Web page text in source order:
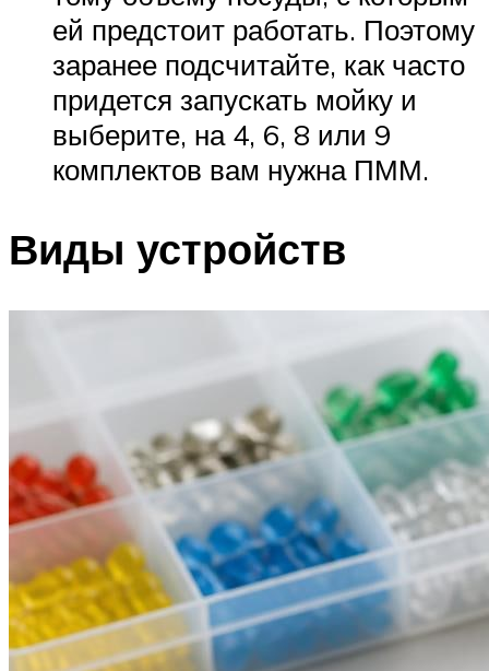
ей предстоит работать. Поэтому
заранее подсчитайте, как часто
придется запускать мойку и
выберите, на 4, 6, 8 или 9
комплектов вам нужна ПММ.
Виды устройств